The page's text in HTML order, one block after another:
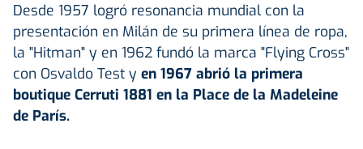
Desde 1957 logró resonancia mundial con la
presentación en Milán de su primera línea de ropa,
la "Hitman" y en 1962 fundó la marca "Flying Cross"
con Osvaldo Test y en 1967 abrió la primera
boutique Cerruti 1881 en la Place de la Madeleine
de París.